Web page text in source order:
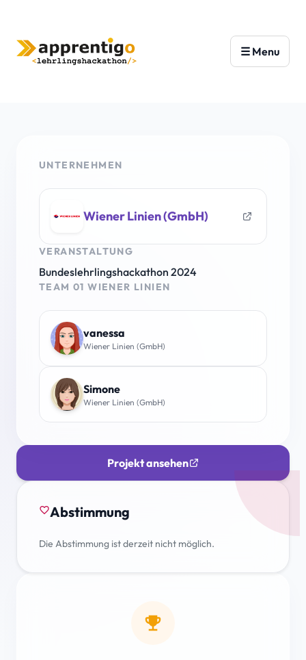
UNTERNEHMEN
Wiener Linien (GmbH)
VERANSTALTUNG
Bundeslehrlingshackathon 2024
TEAM 01 WIENER LINIEN
vanessa
Wiener Linien (GmbH)
Simone
Wiener Linien (GmbH)
Projekt ansehen
favorite_borderAbstimmung
Die Abstimmung ist derzeit nicht möglich.
emoji_events